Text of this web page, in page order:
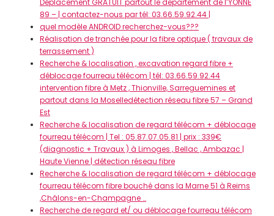
Déplacement GRATUIT partout le departement de l’YONNE
89 – | contactez-nous par tél: 03.66.59.92.44 |
quel modèle ANDROID recherchez-vous???
Réalisation de tranchée pour la fibre optique ( travaux de
terrassement )
Recherche & localisation , excavation regard fibre +
déblocage fourreau télécom | tél: 03.66.59.92.44
intervention fibre à Metz , Thionville, Sarreguemines et
partout dans la Moselledétection réseau fibre 57 – Grand
Est
Recherche & localisation de regard télécom + déblocage
fourreau télécom | Tel : 05.87.07.05.81 | prix : 339€
(diagnostic + Travaux ) à Limoges , Bellac , Ambazac |
Haute Vienne | détection réseau fibre
Recherche & localisation de regard télécom + déblocage
fourreau télécom fibre bouché dans la Marne 51 à Reims
,Châlons-en-Champagne …
Recherche de regard et/ ou déblocage fourreau télécom